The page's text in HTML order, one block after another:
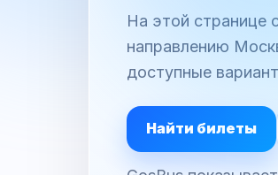
На этой странице
направлению
доступные
Найти билеты